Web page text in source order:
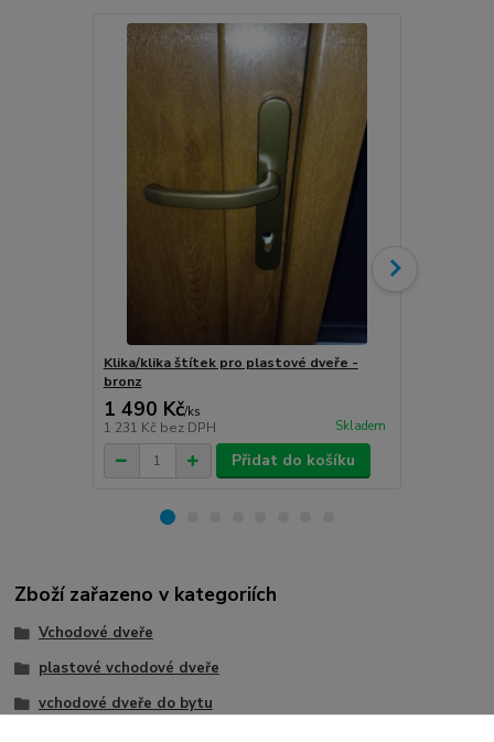
Klika/klika štítek pro plastové dveře -
bronz
1 490 Kč/ks
1 231 Kč bez DPH Skladem
Přidat do košíku
Zboží zařazeno v kategoriích
Vchodové dveře
plastové vchodové dveře
vchodové dveře do bytu